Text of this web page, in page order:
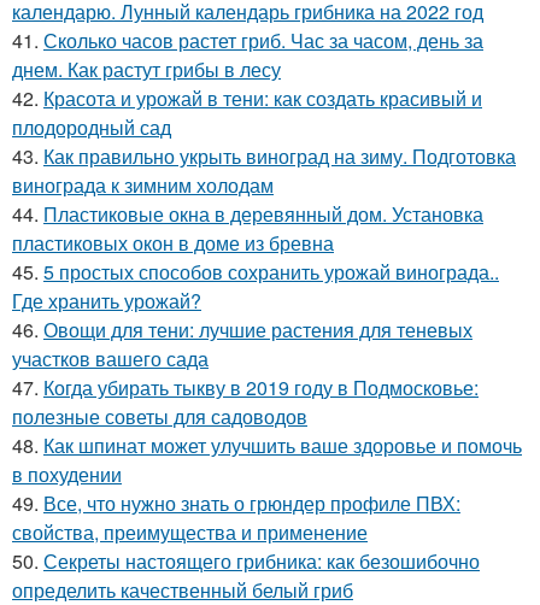
календарю. Лунный календарь грибника на 2022 год
41. Сколько часов растет гриб. Час за часом, день за
днем. Как растут грибы в лесу
42. Красота и урожай в тени: как создать красивый и
плодородный сад
43. Как правильно укрыть виноград на зиму. Подготовка
винограда к зимним холодам
44. Пластиковые окна в деревянный дом. Установка
пластиковых окон в доме из бревна
45. 5 простых способов сохранить урожай винограда..
Где хранить урожай?
46. Овощи для тени: лучшие растения для теневых
участков вашего сада
47. Когда убирать тыкву в 2019 году в Подмосковье:
полезные советы для садоводов
48. Как шпинат может улучшить ваше здоровье и помочь
в похудении
49. Все, что нужно знать о грюндер профиле ПВХ:
свойства, преимущества и применение
50. Секреты настоящего грибника: как безошибочно
определить качественный белый гриб